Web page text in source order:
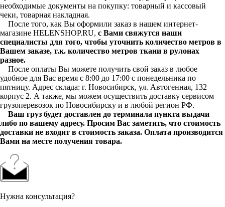
необходимые документы на покупку: товарный и кассовый
чеки, товарная накладная.
После того, как Вы оформили заказ в нашем интернет-
магазине HELENSHOP.RU, с Вами свяжутся наши
специалисты для того, чтобы уточнить количество метров в
Вашем заказе, т.к. количество метров ткани в рулонах
разное.
После оплаты Вы можете получить свой заказ в любое
удобное для Вас время с 8:00 до 17:00 с понедельника по
пятницу. Адрес склада: г. Новосибирск, ул. Автогенная, 132
корпус 2. А также, мы можем осуществить доставку сервисом
грузоперевозок по Новосибирску и в любой регион РФ.
Ваш груз будет доставлен до терминала пункта выдачи
либо по вашему адресу. Просим Вас заметить, что стоимость
доставки не входит в стоимость заказа. Оплата производится
Вами на месте получения товара.
Нужна консультация?